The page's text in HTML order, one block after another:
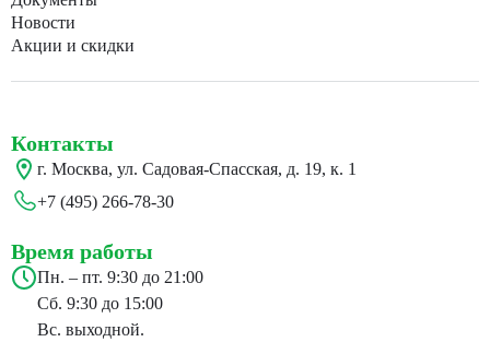
Новости
Акции и скидки
Контакты
г. Москва, ул. Садовая-Спасская, д. 19, к. 1
+7 (495) 266-78-30
Время работы
Пн. – пт. 9:30 до 21:00
Сб. 9:30 до 15:00
Вс. выходной.